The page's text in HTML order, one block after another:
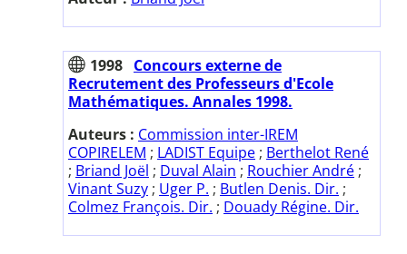
1998 Concours externe de
Recrutement des Professeurs d'Ecole
Mathématiques. Annales 1998.
Auteurs : Commission inter-IREM
COPIRELEM ; LADIST Equipe ; Berthelot René
; Briand Joël ; Duval Alain ; Rouchier André ;
Vinant Suzy ; Uger P. ; Butlen Denis. Dir. ;
Colmez François. Dir. ; Douady Régine. Dir.